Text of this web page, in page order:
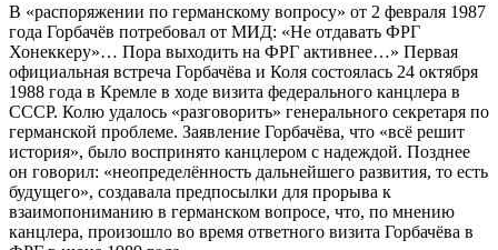
В «распоряжении по германскому вопросу» от 2 февраля 1987
года Горбачёв потребовал от МИД: «Не отдавать ФРГ
Хонеккеру»… Пора выходить на ФРГ активнее…» Первая
официальная встреча Горбачёва и Коля состоялась 24 октября
1988 года в Кремле в ходе визита федерального канцлера в
СССР. Колю удалось «разговорить» генерального секретаря по
германской проблеме. Заявление Горбачёва, что «всё решит
история», было воспринято канцлером с надеждой. Позднее
он говорил: «неопределённость дальнейшего развития, то есть
будущего», создавала предпосылки для прорыва к
взаимопониманию в германском вопросе, что, по мнению
канцлера, произошло во время ответного визита Горбачёва в